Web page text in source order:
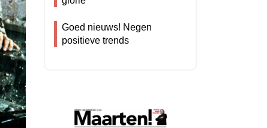
Goed nieuws! Negen
positieve trends